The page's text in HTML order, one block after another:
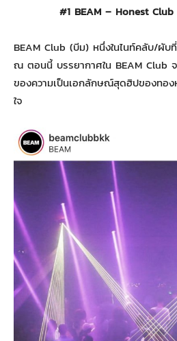
#1 BEAM – Honest
BEAM Club (บีม) หนึ่งในไนท์คลับ/ผับ
ณ ตอนนี้ บรรยากาศใน BEAM Club จ
ของความเป็นเอกลักษณ์สุดฮิปของทอง
ใจ